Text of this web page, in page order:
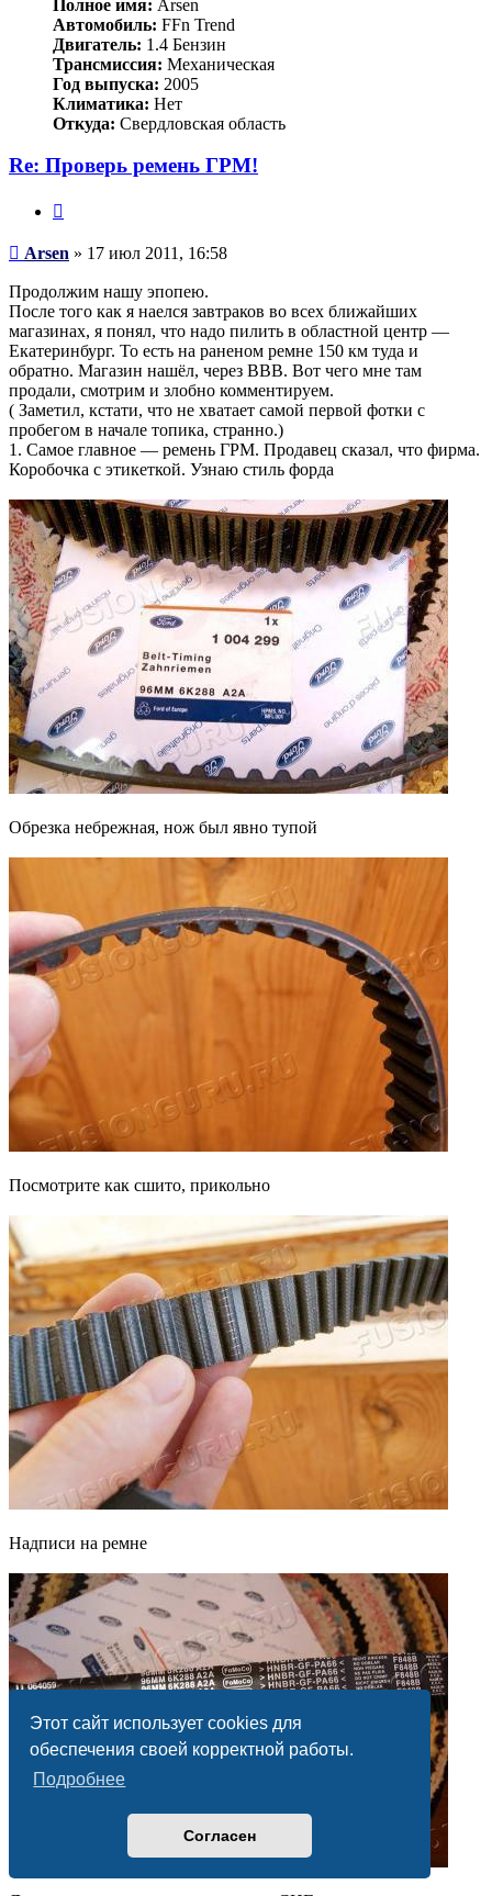
Этот сайт использует cookies для
обеспечения своей корректной работы.
Подробнее
Согласен
Полное имя: Arsen
Автомобиль: FFn Trend
Двигатель: 1.4 Бензин
Трансмиссия: Механическая
Год выпуска: 2005
Климатика: Нет
Откуда: Свердловская область
Re: Проверь ремень ГРМ!
Сообщение
Arsen » 17 июл 2011, 16:58
Продолжим нашу эпопею.
После того как я наелся завтраков во всех ближайших
магазинах, я понял, что надо пилить в областной центр —
Екатеринбург. То есть на раненом ремне 150 км туда и
обратно. Магазин нашёл, через ВВВ. Вот чего мне там
продали, смотрим и злобно комментируем.
( Заметил, кстати, что не хватает самой первой фотки с
пробегом в начале топика, странно.)
1. Самое главное — ремень ГРМ. Продавец сказал, что фирма.
Коробочка с этикеткой. Узнаю стиль форда
Обрезка небрежная, нож был явно тупой
Посмотрите как сшито, прикольно
Надписи на ремне